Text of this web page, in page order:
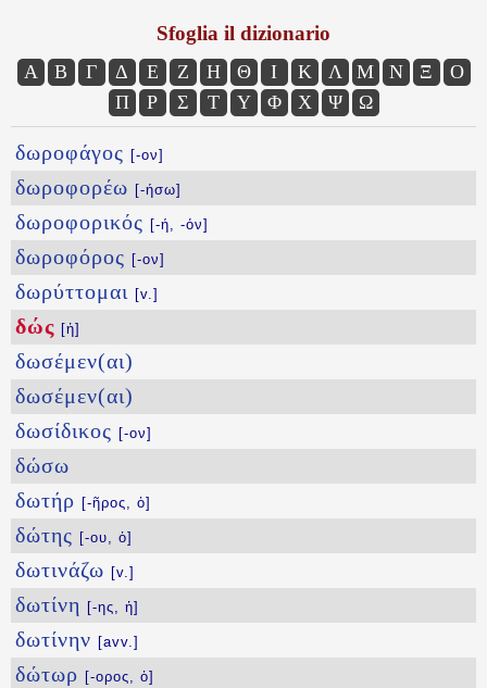
Sfoglia il dizionario
Α Β Γ Δ Ε Ζ Η Θ Ι Κ Λ Μ Ν Ξ
Ο
Π
Ρ Σ Τ Υ Φ Χ Ψ Ω
δωροφάγος [-ον]
δωροφορέω [-ήσω]
δωροφορικός [-ή, -όν]
δωροφόρος [-ον]
δωρύττομαι [v.]
δώς [ἡ]
δωσέμεν(αι)
δωσέμεν(αι)
δωσίδικος [-ον]
δώσω
δωτήρ [-ῆρος, ὁ]
δώτης [-ου, ὁ]
δωτινάζω [v.]
δωτίνη [-ης, ἡ]
δωτίνην [avv.]
δώτωρ [-ορος, ὁ]